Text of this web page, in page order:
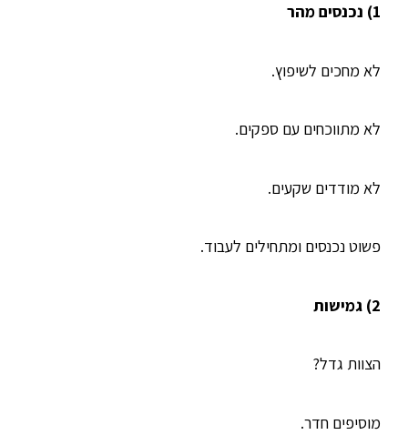
1) נכנסים מהר
לא מחכים לשיפוץ.
לא מתווכחים עם ספקים.
לא מודדים שקעים.
פשוט נכנסים ומתחילים לעבוד.
2) גמישות
הצוות גדל?
מוסיפים חדר.